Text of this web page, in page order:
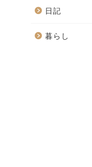
日記
暮らし